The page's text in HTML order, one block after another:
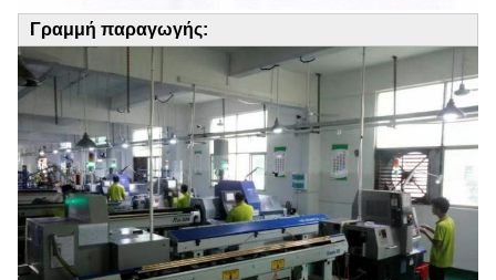
Γραμμή παραγωγής: